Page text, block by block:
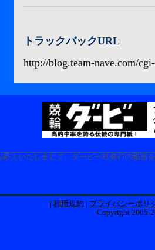
トラックバックURL
http://blog.team-nave.com/
えいたしまして、ダービー社発行の紙面
利用規約
プライバシーポリ
Copyright 2005-